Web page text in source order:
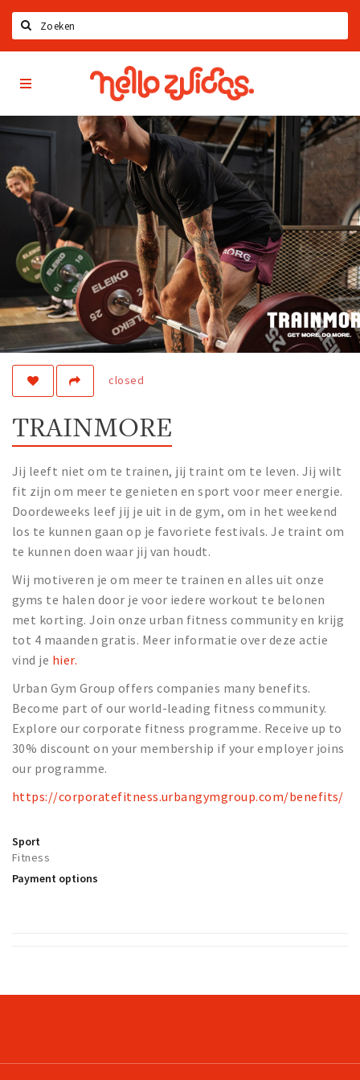
Home
Latest news
Upcoming events
Zuidas Jobs
Offers & Deals
Restaurants
Bars
Hotels
Shops
Live
Work
Travel
Magazine
Columns
Interviews
Hello Zuidas Articles
About Hello Zuidas
Programme
Membership
Contact
Partner Apps
Sign in
Hello
Zuidas
App
closed
TRAINMORE
Jij leeft niet om te trainen, jij traint om te leven. Jij wilt
fit zijn om meer te genieten en sport voor meer energie.
Doordeweeks leef jij je uit in de gym, om in het weekend
los te kunnen gaan op je favoriete festivals. Je traint om
te kunnen doen waar jij van houdt.
Wij motiveren je om meer te trainen en alles uit onze
gyms te halen door je voor iedere workout te belonen
met korting. Join onze urban fitness community en krijg
tot 4 maanden gratis. Meer informatie over deze actie
vind je hier.
Urban Gym Group offers companies many benefits.
Become part of our world-leading fitness community.
Explore our corporate fitness programme. Receive up to
30% discount on your membership if your employer joins
our programme.
https://corporatefitness.urbangymgroup.com/benefits/
Sport
Fitness
Payment options